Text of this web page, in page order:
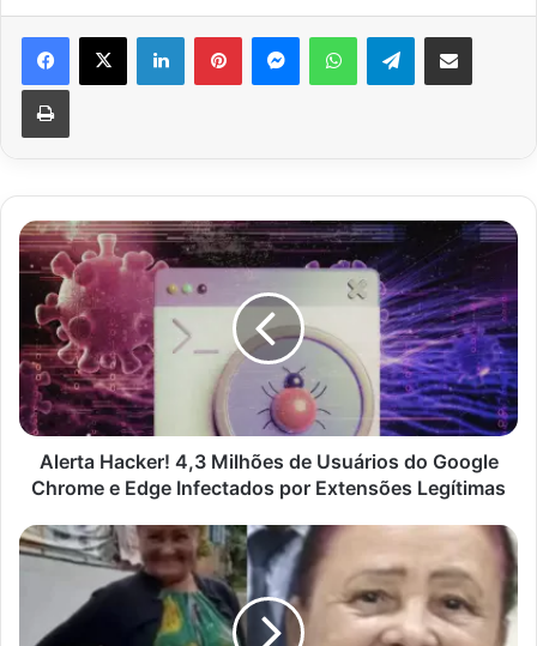
Facebook
X LinkedinPinterestMessengerWhatsAppTelegramCompartilhar via e-mail
Imprimir
Alerta
Hacker!
4,3
Milhões
de
Usuários
do
Google
Chrome
Edge
por
Extensões
Alerta Hacker! 4,3 Milhões de Usuários do Google
Chrome e Edge Infectados por Extensões Legítimas
Suspeito
de
desaparecida